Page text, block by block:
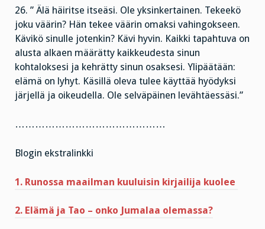
26. ” Älä häiritse itseäsi. Ole yksinkertainen. Tekeekö
joku väärin? Hän tekee väärin omaksi vahingokseen.
Kävikö sinulle jotenkin? Kävi hyvin. Kaikki tapahtuva on
alusta alkaen määrätty kaikkeudesta sinun
kohtaloksesi ja kehrätty sinun osaksesi. Ylipäätään:
elämä on lyhyt. Käsillä oleva tulee käyttää hyödyksi
järjellä ja oikeudella. Ole selväpäinen levähtäessäsi.”
………………………………………
Blogin ekstralinkki
1. Runossa maailman kuuluisin kirjailija kuolee
2. Elämä ja Tao – onko Jumalaa olemassa?